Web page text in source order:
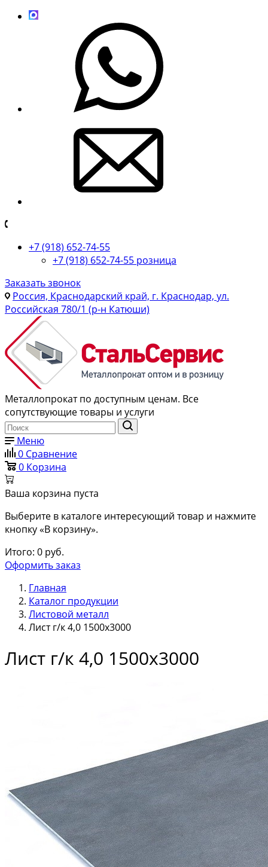
+7 (918) 652-74-55
+7 (918) 652-74-55 розница
Заказать звонок
Россия, Краснодарский край, г. Краснодар, ул.
Российская 780/1 (р-н Катюши)
Металлопрокат по доступным ценам. Все
сопутствующие товары и услуги
Меню
0 Сравнение
0 Корзина
Ваша корзина пуста
Выберите в каталоге интересующий товар и нажмите
кнопку «В корзину».
Итого: 0 руб.
Оформить заказ
Главная
Каталог продукции
Листовой металл
Лист г/к 4,0 1500х3000
Лист г/к 4,0 1500х3000